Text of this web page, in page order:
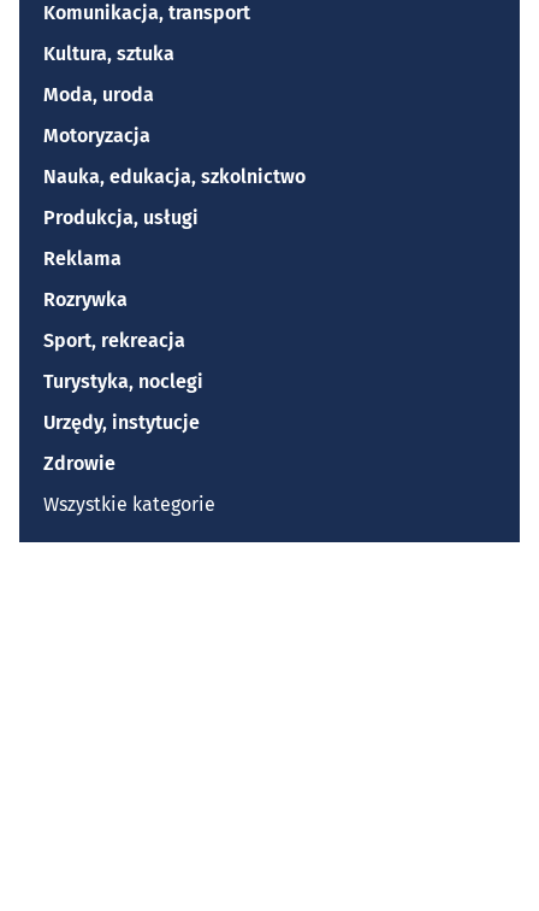
Komunikacja, transport
Kultura, sztuka
Moda, uroda
Motoryzacja
Nauka, edukacja, szkolnictwo
Produkcja, usługi
Reklama
Rozrywka
Sport, rekreacja
Turystyka, noclegi
Urzędy, instytucje
Zdrowie
Wszystkie kategorie